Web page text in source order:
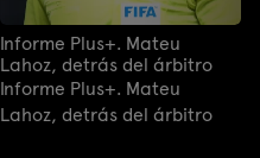
Informe Plus+. Mateu
Lahoz, detrás del árbitro
Informe Plus+. Mateu
Lahoz, detrás del árbitro